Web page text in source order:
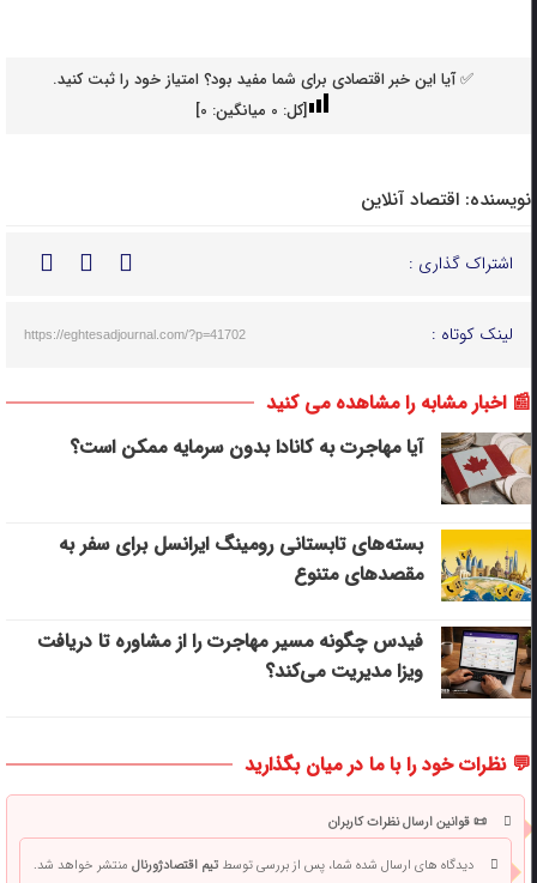
✅ آیا این خبر اقتصادی برای شما مفید بود؟ امتیاز خود را ثبت کنید.
[کل: 0میانگین: 0
]
نویسنده: اقتصاد آنلاین
اشتراک گذاری :
لینک کوتاه : https://eghtesadjournal.com/?p=41702
📰 اخبار مشابه را مشاهده می کنید
آیا مهاجرت به کانادا بدون سرمایه ممکن است؟
بسته‌های تابستانی رومینگ ایرانسل برای سفر به
مقصدهای متنوع
فیدس چگونه مسیر مهاجرت را از مشاوره تا دریافت
ویزا مدیریت می‌کند؟
💬 نظرات خود را با ما در میان بگذارید
📜 قوانین ارسال نظرات کاربران
دیدگاه های ارسال شده شما، پس از بررسی توسطتیم اقتصادژورنالمنتشر خواهد شد.